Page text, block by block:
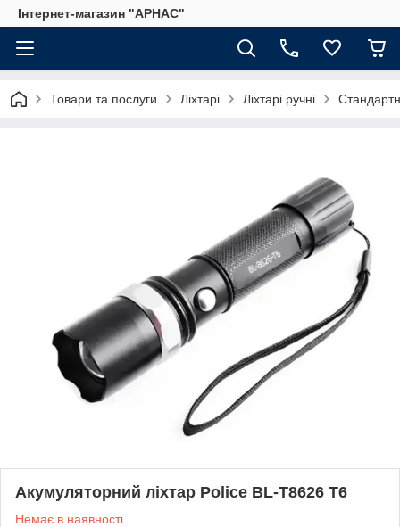
Інтернет-магазин "АРНАС"
Товари та послуги Ліхтарі Ліхтарі ручні
Акумуляторний ліхтар Police BL-T8626 T6
Немає в наявності